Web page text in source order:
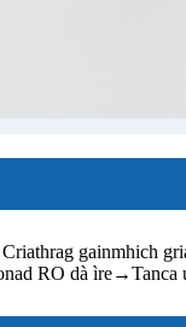
Criathrag gainmhich
RO dà ìre→Tanca